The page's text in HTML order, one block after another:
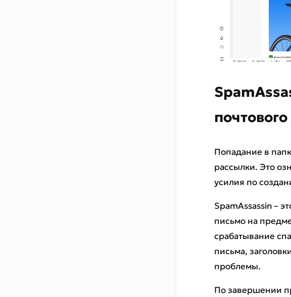
Попадание в
рассылки. Это
усилия по
SpamAssassin –
письмо на
срабатывание
письма,
проблемы.
По завершении